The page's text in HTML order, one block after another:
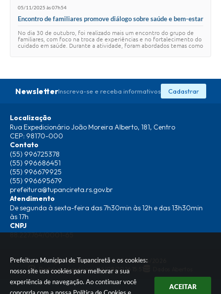
Prefeitura Municipal de Tupanciretã e os cookies:
nosso site usa cookies para melhorar a sua
experiência de navegação. Ao continuar você
ACEITAR
05/11/2025 às 07h54
Encontro de familiares promove diálogo sobre saúde e bem-estar
No dia 30 de outubro, foi realizado mais um encontro do grupo de
familiares, com foco na troca de experiências e no fortalecimento do
cuidado em saúde. Durante a atividade, foram abordados temas como
NewsletterInscreva-se e receba informativos Cadastrar
Localização
Rua Expedicionário João Moreira Alberto, 181, Centro
CEP: 98170-000
Contato
(55) 996725378
(55) 996686451
(55) 996679925
(55) 996695679
prefeitura@tupancireta.rs.gov.br
Atendimento
De segunda à sexta-feira das 7h30min às 12h e das 13h30min
às 17h
CNPJ
88.227.764/0001-65
Versão do Sistema: 3.5.3 - 19/06/2026
Portal atualizado em:06/08/2026 15:51